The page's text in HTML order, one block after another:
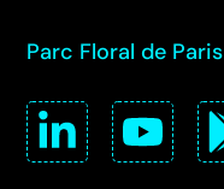
Parc Floral de Paris